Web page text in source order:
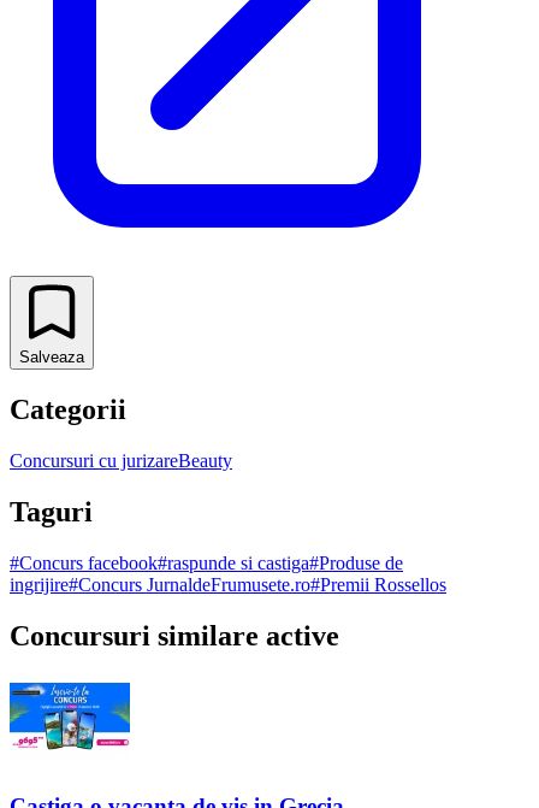
Salveaza
Categorii
Concursuri cu jurizareBeauty
Taguri
#Concurs facebook#raspunde si castiga#Produse de
ingrijire#Concurs JurnaldeFrumusete.ro#Premii Rossellos
Concursuri similare active